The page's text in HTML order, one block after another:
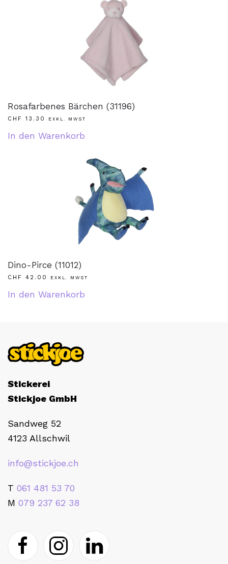
Rosafarbenes Bärchen (31196)
CHF 13.30 EXKL. MWST
In den Warenkorb
Dino-Pirce (11012)
CHF 42.00 EXKL. MWST
In den Warenkorb
Stickerei
Stickjoe GmbH
Sandweg 52
4123 Allschwil
info@stickjoe.ch
T 061 481 53 70
M 079 237 62 38